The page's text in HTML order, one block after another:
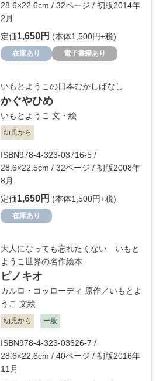
28.6×22.6cm / 32ページ / 初版2014年
2月
定価1,650円 (本体1,500円+税)
在庫あり 電子書籍あり
いもとようこの日本むかしばなし
かぐやひめ
いもとようこ 文・絵
幼児から
ISBN978-4-323-03716-5 /
28.6×22.5cm / 32ページ / 初版2008年
8月
定価1,650円 (本体1,500円+税)
在庫あり
大人になっても忘れたくない いもと
ようこ世界の名作絵本
ピノキオ
カルロ・コッローディ 原作／いもとよ
うこ 文絵
幼児から 一般
ISBN978-4-323-03626-7 /
28.6×22.6cm / 40ページ / 初版2016年
11月